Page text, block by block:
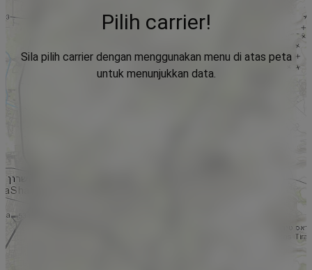
Pilih carrier!
Sila pilih carrier dengan menggunakan menu di atas peta
untuk menunjukkan data.